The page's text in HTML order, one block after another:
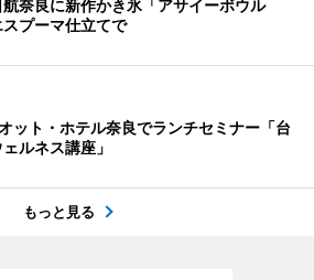
奈良に新作かき氷「アサイーボウル
プーマ仕立てで
ット・ホテル奈良でランチセミナー「台
ルネス講座」
もっと見る